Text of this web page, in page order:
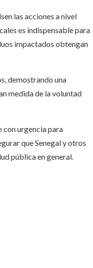
las acciones a nivel
es indispensable para
impactados obtengan
demostrando una
medida de la voluntad
con urgencia para
que Senegal y otros
pública en general.